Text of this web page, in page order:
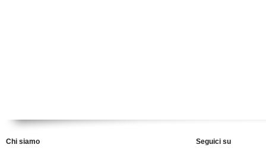
Chi siamo Seguici su